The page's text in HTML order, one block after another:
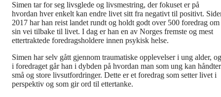
Simen tar for seg livsglede og livsmestring, der fokuset er på
hvordan hver enkelt kan endre livet sitt fra negativt til positivt.
2017 har han reist landet rundt og holdt godt over 500 foredrag om
sin vei tilbake til livet. I dag er han en av Norges fremste og mest
ettertraktede foredragsholdere innen psykisk helse.
Simen har selv gått gjennom traumatiske opplevelser i ung alder, og
i foredraget går han i dybden på hvordan man som ung kan
små og store livsutfordringer. Dette er et foredrag som setter livet i
perspektiv og som gir ord til ettertanke.